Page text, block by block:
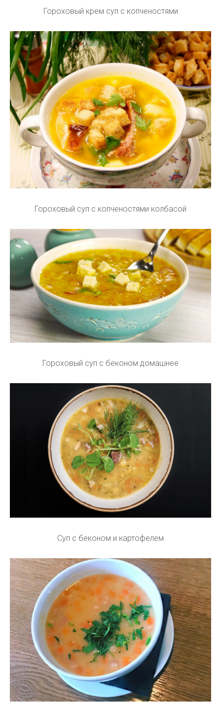
Гороховый крем суп с копченостями
Гороховый суп с копченостями колбасой
Гороховый суп с беконом домашнее
Суп с беконом и картофелем